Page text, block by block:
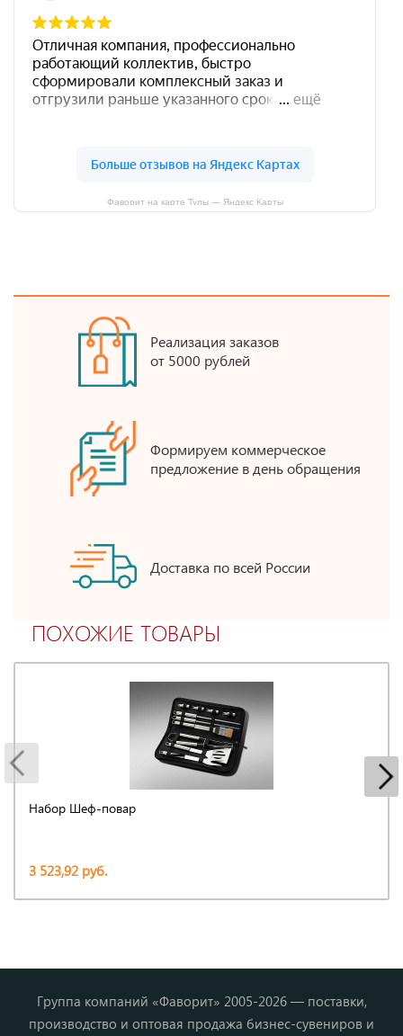
Фаворит на карте Тулы — Яндекс Карты
Реализация заказов
от 5000 рублей
Формируем коммерческое
предложение в день обращения
Доставка по всей России
ПОХОЖИЕ ТОВАРЫ
Набор Шеф-повар
3 523,92 руб.
Группа компаний «Фаворит» 2005-2026 — поставки,
производство и оптовая продажа бизнес-сувениров и